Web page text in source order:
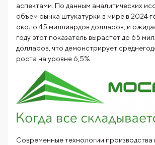
аспектами. По данным аналитических
объем рынка штукатурки в мире в 2024
около 45 миллиардов долларов, и
году этот показатель вырастет до 65
долларов, что демонстрирует
роста на уровне 6,5%.
Современные технологии производства